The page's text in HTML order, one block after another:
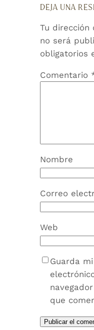
DEJA UNA
Tu dirección
no será
obligatorios
Comentario
Nombre
Correo
Web
Guarda
que